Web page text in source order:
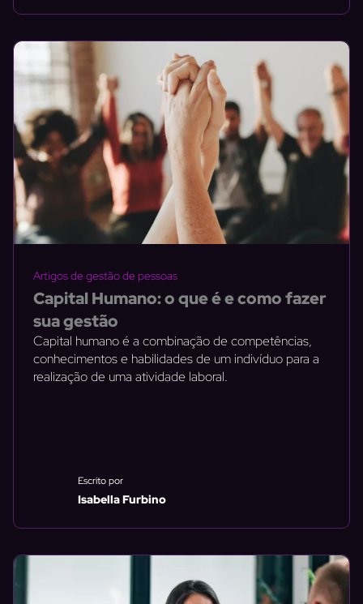
Artigos de gestão de pessoas
Capital Humano: o que é e como fazer
sua gestão
Capital humano é a combinação de competências,
conhecimentos e habilidades de um indivíduo para a
realização de uma atividade laboral.
Escrito por
Isabella Furbino